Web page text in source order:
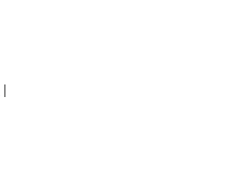
|